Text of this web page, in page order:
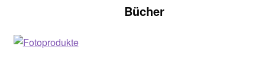
Bücher